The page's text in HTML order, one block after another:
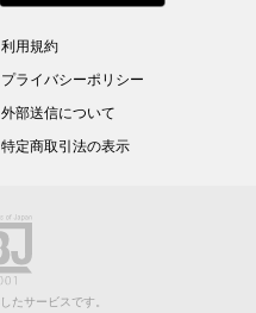
利用規約
プライバシーポリシー
外部送信について
特定商取引法の表示
たサービスです。